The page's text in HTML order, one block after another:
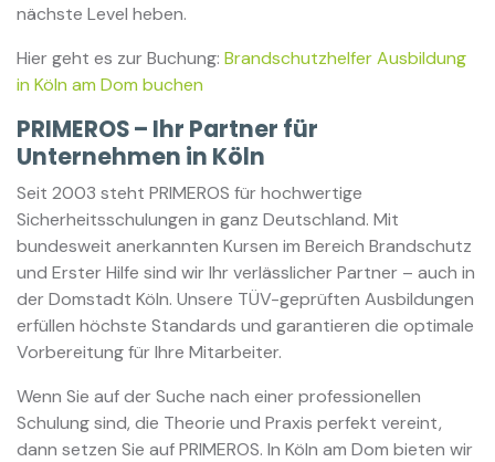
nächste Level heben.
Hier geht es zur Buchung: Brandschutzhelfer Ausbildung
in Köln am Dom buchen
PRIMEROS – Ihr Partner für
Unternehmen in Köln
Seit 2003 steht PRIMEROS für hochwertige
Sicherheitsschulungen in ganz Deutschland. Mit
bundesweit anerkannten Kursen im Bereich Brandschutz
und Erster Hilfe sind wir Ihr verlässlicher Partner – auch in
der Domstadt Köln. Unsere TÜV-geprüften Ausbildungen
erfüllen höchste Standards und garantieren die optimale
Vorbereitung für Ihre Mitarbeiter.
Wenn Sie auf der Suche nach einer professionellen
Schulung sind, die Theorie und Praxis perfekt vereint,
dann setzen Sie auf PRIMEROS. In Köln am Dom bieten wir